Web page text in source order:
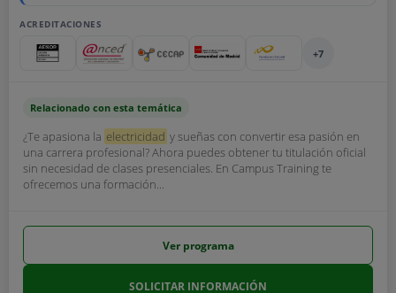
ACREDITACIONES
+7
Relacionado con esta temática
¿Te apasiona la electricidad y sueñas con convertir esa pasión en
una carrera profesional? Ahora puedes obtener tu titulación oficial
sin necesidad de clases presenciales. En Campus Training te
ofrecemos una formación...
Ver programa
SOLICITAR INFORMACIÓN